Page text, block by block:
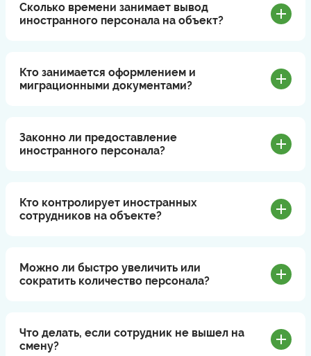
Сколько времени занимает вывод
иностранного персонала на объект?
Кто занимается оформлением и
миграционными документами?
Законно ли предоставление
иностранного персонала?
Кто контролирует иностранных
сотрудников на объекте?
Можно ли быстро увеличить или
сократить количество персонала?
Что делать, если сотрудник не вышел на
смену?